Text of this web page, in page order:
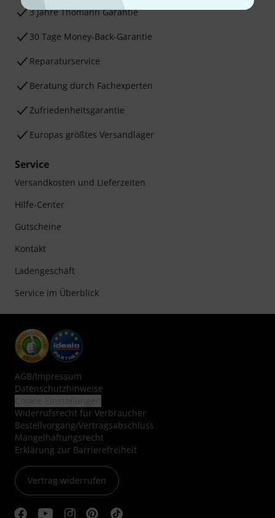
3 Jahre Thomann Garantie
30 Tage Money-Back-Garantie
Reparaturservice
Beratung durch Fachexperten
Zufriedenheitsgarantie
Europas größtes Versandlager
Service
Versandkosten und Lieferzeiten
Hilfe-Center
Gutscheine
Kontakt
Ladengeschäft
Service im Überblick
AGB/Impressum
Datenschutzhinweise
Widerrufsrecht für Verbraucher
Bestellvorgang/Vertragsabschluss
Mängelhaftungsrecht
Erklärung zur Barrierefreiheit
Vertrag widerrufen